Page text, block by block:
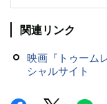
関連リンク
映画『トゥーム
シャルサイト